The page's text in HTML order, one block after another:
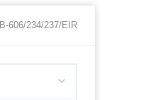
B-606/234/237/EIR